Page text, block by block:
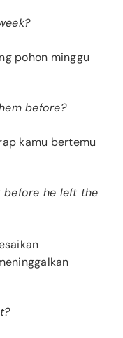
pohon minggu
before?
kamu bertemu
before he left the